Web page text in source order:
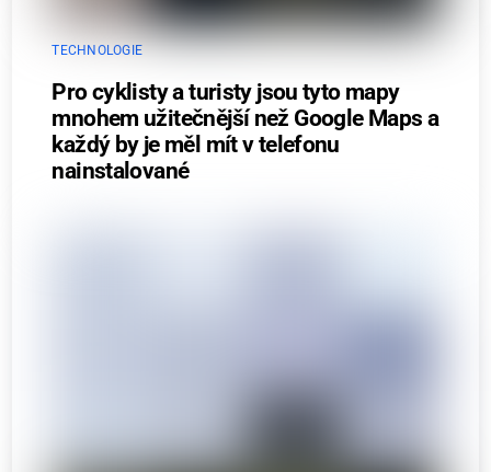
TECHNOLOGIE
Pro cyklisty a turisty jsou tyto mapy
mnohem užitečnější než Google Maps a
každý by je měl mít v telefonu
nainstalované